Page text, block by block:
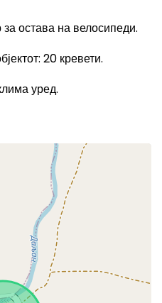
остава на велосипеди.
: 20 кревети.
уред.